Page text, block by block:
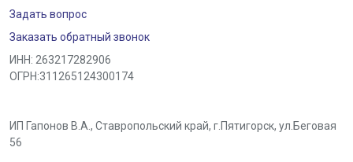
Задать вопрос
Заказать обратный звонок
ИНН: 263217282906
ОГРН:311265124300174
ИП Гапонов В.А., Ставропольский край, г.Пятигорск, ул.Беговая
56